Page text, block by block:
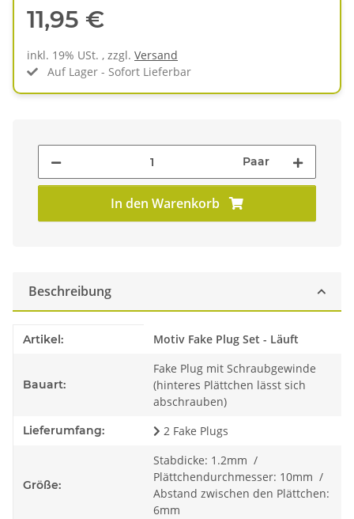
11,95 €
inkl. 19% USt. , zzgl. Versand
Auf Lager - Sofort Lieferbar
Paar
In den Warenkorb
Beschreibung
Produkteigenschaft
Wert
Artikel: Motiv Fake Plug Set - Läuft
Bauart:
Fake Plug mit Schraubgewinde
(hinteres Plättchen lässt sich
abschrauben)
Lieferumfang: 2 Fake Plugs
Größe:
Stabdicke: 1.2mm /
Plättchendurchmesser: 10mm /
Abstand zwischen den Plättchen:
6mm